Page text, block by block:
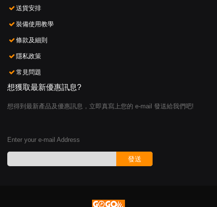
送貨安排
裝備使用教學
條款及細則
隱私政策
常見問題
想獲取最新優惠訊息?
想得到最新產品及優惠訊息，立即真寫上您的 e-mail 發送給我們吧!
Enter your e-mail Address
發送